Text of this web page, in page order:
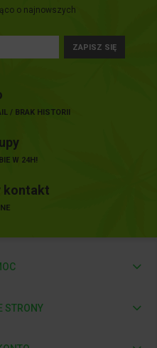
o najnowszych
ZAPISZ SIĘ
/ BRAK HISTORII
W 24H!
kontakt
STRONY